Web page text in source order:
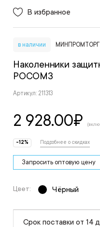
В избранное
в наличии МИНПРОМТОРГ
Наколенники
РОСОМЗ
Артикул: 211313
2 928.00₽
-12% Подробнее о скидках
Запросить оптовую цену
Цвет: Чёрный
Срок поставки от 14